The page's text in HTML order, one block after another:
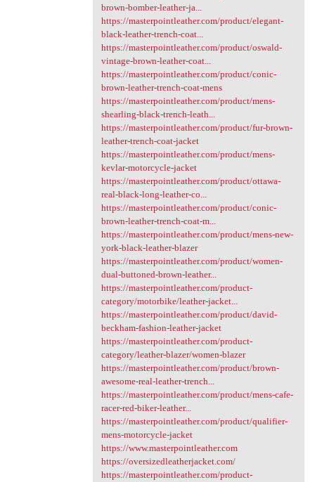
brown-bomber-leather-ja...
https://masterpointleather.com/product/elegant-
black-leather-trench-coat...
https://masterpointleather.com/product/oswald-
vintage-brown-leather-coat...
https://masterpointleather.com/product/conic-
brown-leather-trench-coat-mens
https://masterpointleather.com/product/mens-
shearling-black-trench-leath...
https://masterpointleather.com/product/fur-brown-
leather-trench-coat-jacket
https://masterpointleather.com/product/mens-
kevlar-motorcycle-jacket
https://masterpointleather.com/product/ottawa-
real-black-long-leather-co...
https://masterpointleather.com/product/conic-
brown-leather-trench-coat-m...
https://masterpointleather.com/product/mens-new-
york-black-leather-blazer
https://masterpointleather.com/product/women-
dual-buttoned-brown-leather...
https://masterpointleather.com/product-
category/motorbike/leather-jacket...
https://masterpointleather.com/product/david-
beckham-fashion-leather-jacket
https://masterpointleather.com/product-
category/leather-blazer/women-blazer
https://masterpointleather.com/product/brown-
awesome-real-leather-trench...
https://masterpointleather.com/product/mens-cafe-
racer-red-biker-leather...
https://masterpointleather.com/product/qualifier-
mens-motorcycle-jacket
https://www.masterpointleather.com
https://oversizedleatherjacket.com/
https://masterpointleather.com/product-